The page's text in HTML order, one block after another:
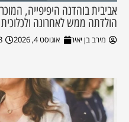
אביבית בוהדנה היפיפייה,
הולדתה ממש לאחרונה ולכלוכית
מירב בן יאיר אוגוסט 4, 2026